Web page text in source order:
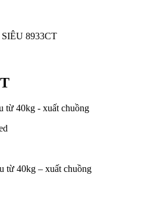
8933CT
từ 40kg - xuất chuồng
từ 40kg – xuất chuồng